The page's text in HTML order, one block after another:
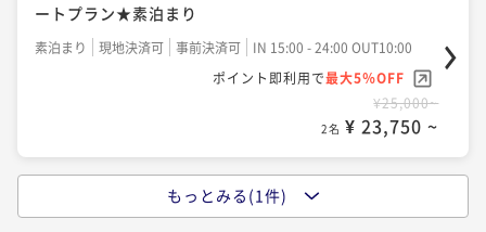
ートプラン★素泊まり
素泊まり 現地決済可 事前決済可
IN 15:00 - 24:00 OUT10:00
ポイント即利用で最大5％OFF
¥25,000~
2名 ¥ 23,750 ~
【お値段重視ならコチラ！】ホテルSUI神田★ベストレ
もっとみる(1件)